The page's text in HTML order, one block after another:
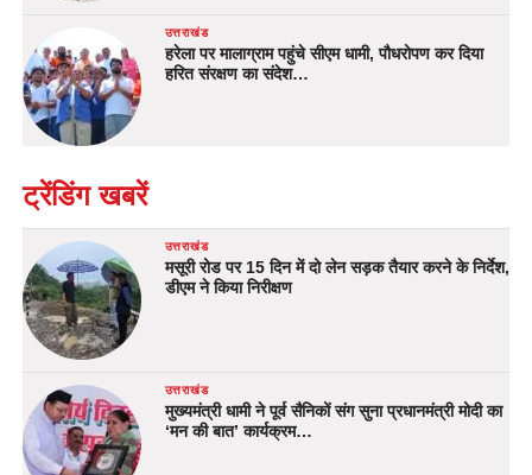
उत्तराखंड
हरेला पर मालाग्राम पहुंचे सीएम धामी, पौधरोपण कर दिया
हरित संरक्षण का संदेश…
ट्रेंडिंग खबरें
उत्तराखंड
मसूरी रोड पर 15 दिन में दो लेन सड़क तैयार करने के निर्देश,
डीएम ने किया निरीक्षण
उत्तराखंड
मुख्यमंत्री धामी ने पूर्व सैनिकों संग सुना प्रधानमंत्री मोदी का
‘मन की बात’ कार्यक्रम…